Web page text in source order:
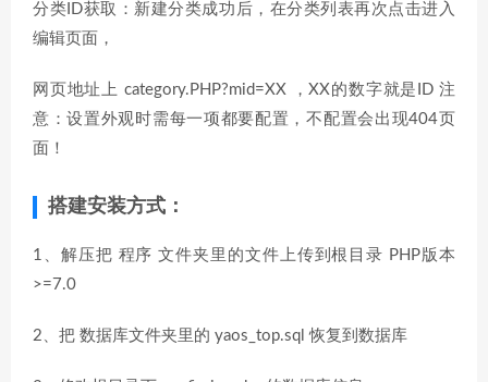
分类ID获取：新建分类成功后，在分类列表再次点击进入
编辑页面，
网页地址上 category.PHP?mid=XX ，XX的数字就是ID 注
意：设置外观时需每一项都要配置，不配置会出现404页
面！
搭建安装方式：
1、解压把 程序 文件夹里的文件上传到根目录 PHP版本
>=7.0
2、把 数据库文件夹里的 yaos_top.sql 恢复到数据库